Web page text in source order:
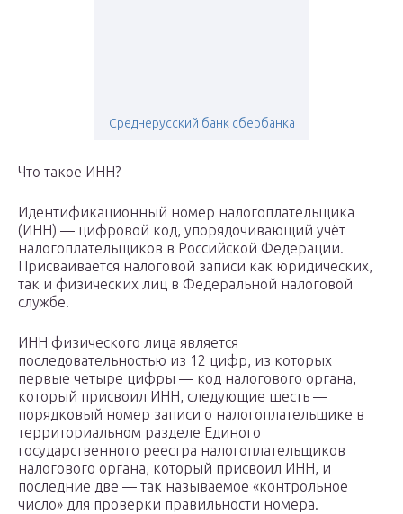
Среднерусский банк сбербанка
Что такое ИНН?
Идентификационный номер налогоплательщика
(ИНН) — цифровой код, упорядочивающий учёт
налогоплательщиков в Российской Федерации.
Присваивается налоговой записи как юридических,
так и физических лиц в Федеральной налоговой
службе.
ИНН физического лица является
последовательностью из 12 цифр, из которых
первые четыре цифры — код налогового органа,
который присвоил ИНН, следующие шесть —
порядковый номер записи о налогоплательщике в
территориальном разделе Единого
государственного реестра налогоплательщиков
налогового органа, который присвоил ИНН, и
последние две — так называемое «контрольное
число» для проверки правильности номера.